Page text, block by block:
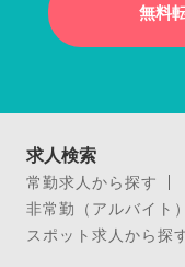
無料
求人検索
常勤求人から探す
非常勤（アルバイト
スポット求人から探